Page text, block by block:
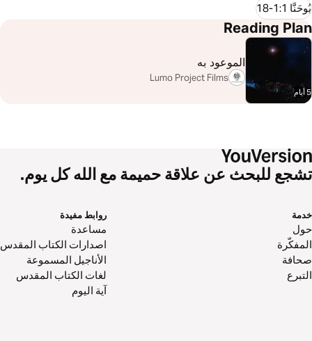
يُوحَنَّا 1:1-18
Reading Plan
5 أيام
الموعود به
Lumo Project Films
تشجع للبحث عن علاقة حميمة مع الله كل يوم.
خدمة
حول‌
المفكّرة
صحافة
التبرع
روابط مفيدة
مساعدة
اصدارات الكتاب المقدس
الأناجيل المسموعة
لغات الكتاب المقدس
آية اليوم